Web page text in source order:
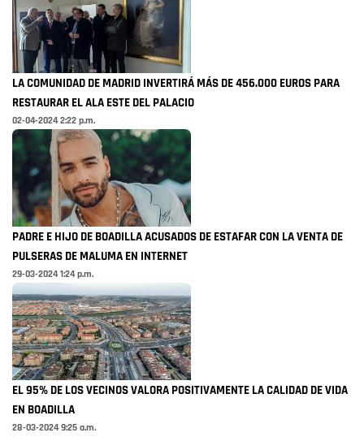
LA COMUNIDAD DE MADRID INVERTIRÁ MÁS DE 456.000 EUROS PARA
RESTAURAR EL ALA ESTE DEL PALACIO
02-04-2024 2:22 p.m.
PADRE E HIJO DE BOADILLA ACUSADOS DE ESTAFAR CON LA VENTA DE
PULSERAS DE MALUMA EN INTERNET
29-03-2024 1:24 p.m.
EL 95% DE LOS VECINOS VALORA POSITIVAMENTE LA CALIDAD DE VIDA
EN BOADILLA
28-03-2024 9:25 a.m.